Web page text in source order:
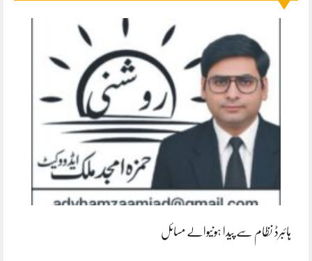
ہائبرڈ نظام سے پیدا ہونیوالے مسائل